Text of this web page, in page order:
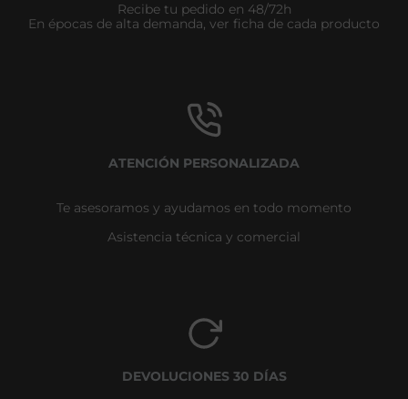
Recibe tu pedido en 48/72h
En épocas de alta demanda, ver ficha de cada producto
ATENCIÓN PERSONALIZADA
Te asesoramos y ayudamos en todo momento
Asistencia técnica y comercial
DEVOLUCIONES 30 DÍAS